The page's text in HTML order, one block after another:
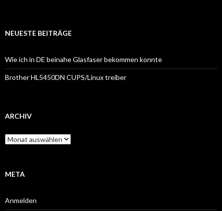
NEUESTE BEITRÄGE
Wie ich in DE beinahe Glasfaser bekommen konnte
Brother HL5450DN CUPS/Linux treiber
ARCHIV
Archiv
META
Anmelden